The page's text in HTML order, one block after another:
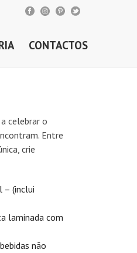
CONTACTOS
celebrar o
Entre
crie
– (inclui
laminada com
não